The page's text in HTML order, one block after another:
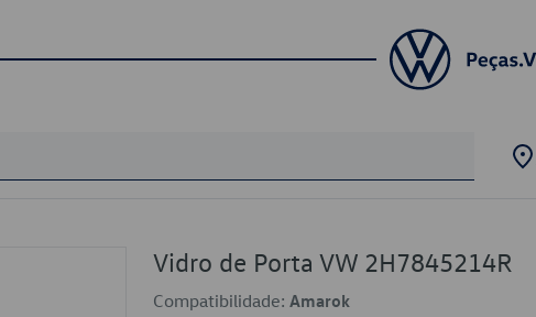
Vidro de Porta VW 2H7845214R
Compatibilidade: Amarok